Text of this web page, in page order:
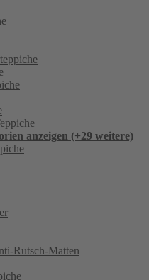
anzeigen (+29 weitere)
Rutsch-Matten